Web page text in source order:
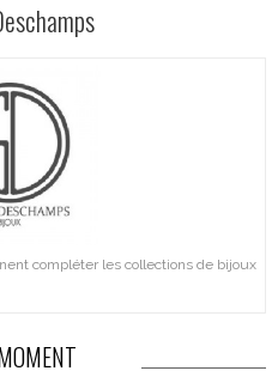
compléter les collections de bijoux